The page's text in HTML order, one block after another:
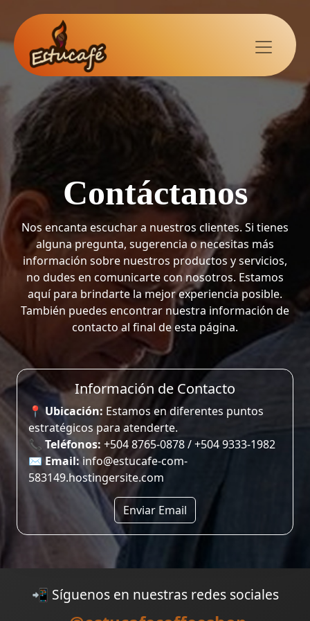
Contáctanos
Nos encanta escuchar a nuestros clientes. Si tienes
alguna pregunta, sugerencia o necesitas más
información sobre nuestros productos y servicios,
no dudes en comunicarte con nosotros. Estamos
aquí para brindarte la mejor experiencia posible.
También puedes encontrar nuestra información de
contacto al final de esta página.
Información de Contacto
📍Ubicación: Estamos en diferentes puntos
estratégicos para atenderte.
📞 Teléfonos: +504 8765-0878 / +504 9333-1982
✉️ Email: info@estucafe-com-
583149.hostingersite.com
Enviar Email
📲 Síguenos en nuestras redes sociales